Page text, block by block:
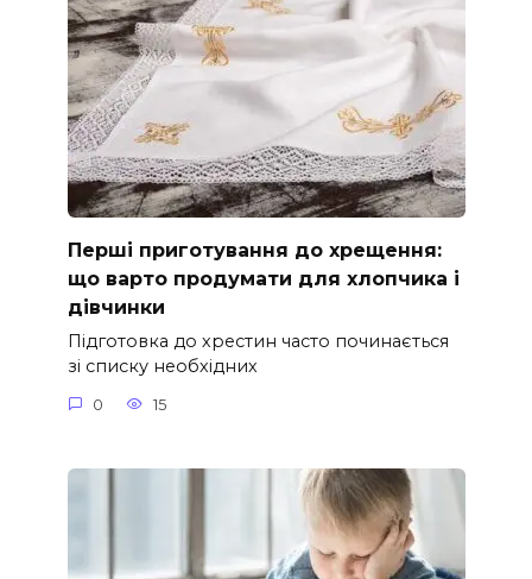
Перші приготування до хрещення:
що варто продумати для хлопчика і
дівчинки
Підготовка до хрестин часто починається
зі списку необхідних
0 15